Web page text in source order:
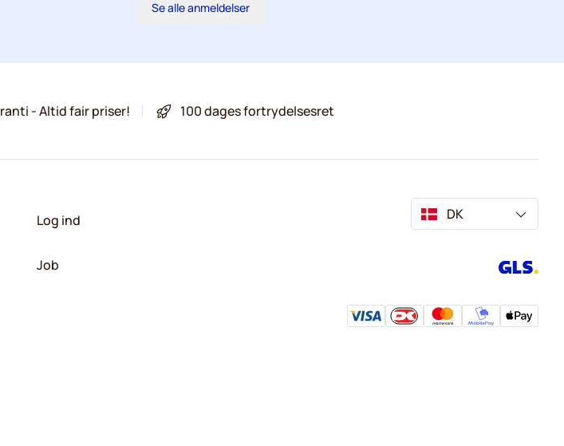
Se alle anmeldelser
- Altid fair priser! 100 dages fortrydelsesret
Log ind
Job
DK